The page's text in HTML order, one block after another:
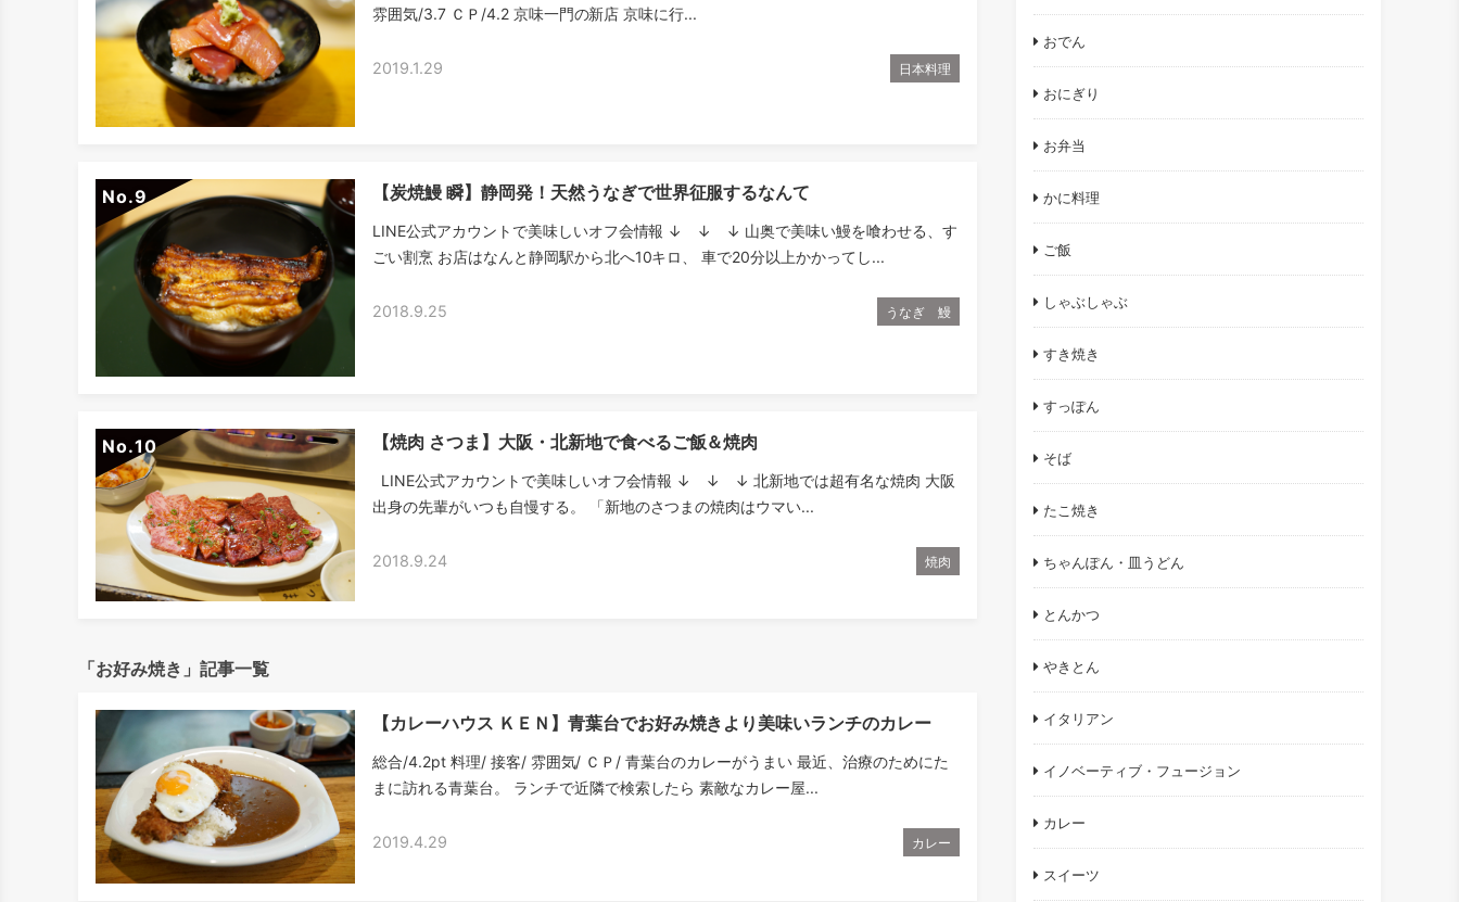
雰囲気/3.7 ＣＰ/4.2 京味一門の新店 京味に行...
2019.1.29 日本料理
No. 【炭焼鰻 瞬】静岡発！天然うなぎで世界征服するなんて
LINE公式アカウントで美味しいオフ会情報 ↓ ↓ ↓ 山奥で美味い鰻を喰わせる、す
ごい割烹 お店はなんと静岡駅から北へ10キロ、 車で20分以上かかってし...
2018.9.25 うなぎ 鰻
No. 【焼肉 さつま】大阪・北新地で食べるご飯＆焼肉
LINE公式アカウントで美味しいオフ会情報 ↓ ↓ ↓ 北新地では超有名な焼肉 大阪
出身の先輩がいつも自慢する。 「新地のさつまの焼肉はウマい...
2018.9.24 焼肉
「お好み焼き」記事一覧
【カレーハウス ＫＥＮ】青葉台でお好み焼きより美味いランチのカレー
総合/4.2pt 料理/ 接客/ 雰囲気/ ＣＰ/ 青葉台のカレーがうまい 最近、治療のためにた
まに訪れる青葉台。 ランチで近隣で検索したら 素敵なカレー屋...
2019.4.29 カレー
おでん
おにぎり
お弁当
かに料理
ご飯
しゃぶしゃぶ
すき焼き
すっぽん
そば
たこ焼き
ちゃんぽん・皿うどん
とんかつ
やきとん
イタリアン
イノベーティブ・フュージョン
カレー
スイーツ